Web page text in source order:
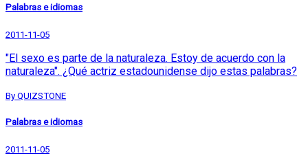
Palabras e idiomas
2011-11-05
"El sexo es parte de la naturaleza. Estoy de acuerdo con la
naturaleza". ¿Qué actriz estadounidense dijo estas palabras?
By QUIZSTONE
Palabras e idiomas
2011-11-05